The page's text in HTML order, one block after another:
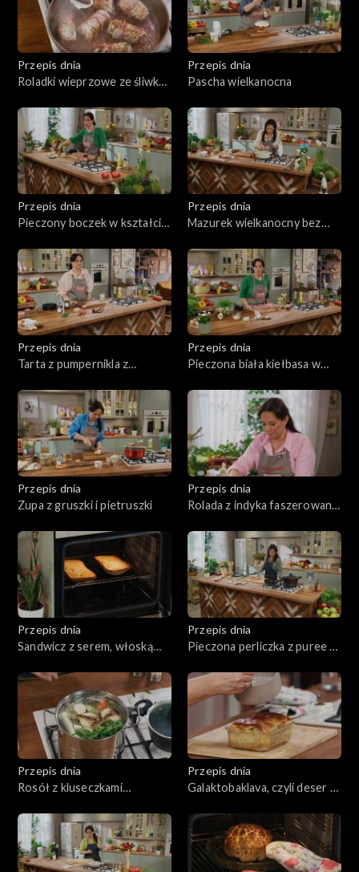
Przepis dnia
Roladki wieprzowe ze śliwką
Przepis dnia
Pascha wielkanocna
Przepis dnia
Pieczony boczek w kształcie
Przepis dnia
Mazurek wielkanocny bez
Przepis dnia
Tarta z pumpernikla z
Przepis dnia
Pieczona biała kiełbasa w
Przepis dnia
Zupa z gruszki i pietruszki
Przepis dnia
Rolada z indyka faszerowana
marchewką
Przepis dnia
Sandwicz z serem, włoską
czerwoną cebulą
Przepis dnia
Pieczona perliczka z puree z
Przepis dnia
Rosół z kluseczkami
Przepis dnia
Galaktobaklava, czyli deser z